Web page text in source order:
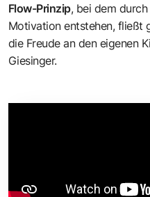
Flow-Prinzip, bei dem
Motivation entstehen, fließt
die Freude an den eigenen
Giesinger.